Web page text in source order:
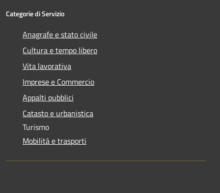
Categorie di Servizio
Anagrafe e stato civile
Cultura e tempo libero
Vita lavorativa
Imprese e Commercio
Appalti pubblici
Catasto e urbanistica
Turismo
Mobilità e trasporti